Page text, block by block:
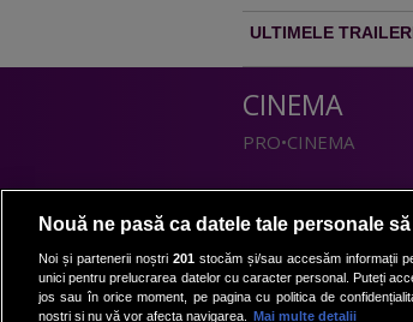
ULTIMELE
CINEMA
PRO•CINEMA
PRO•TV
Romanii au talent
Vocea Romaniei
Nouă ne pasă ca datele tale personale
Noi și partenerii noștri 201stocăm și/sau accesăm informații
unici pentru prelucrarea datelor cu caracter personal. Puteți
jos sau în orice moment, pe pagina cu politica de
noștri și nu vă vor afecta navigarea.
Mai multe detalii